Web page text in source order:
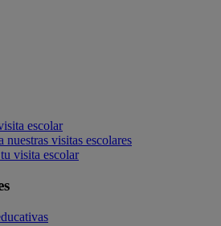
escolar
nuestras visitas escolares
visita escolar